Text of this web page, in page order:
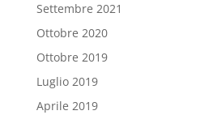
Settembre 2021
Ottobre 2020
Ottobre 2019
Luglio 2019
Aprile 2019